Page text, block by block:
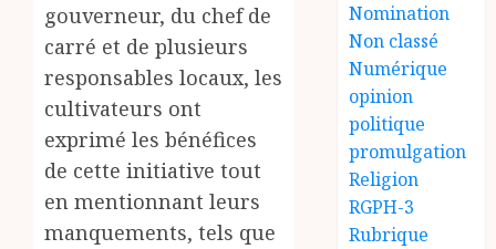
gouverneur, du chef de
carré et de plusieurs
responsables locaux, les
cultivateurs ont
exprimé les bénéfices
de cette initiative tout
en mentionnant leurs
manquements, tels que
Nomination
Non classé
Numérique
opinion
politique
promulgation
Religion
RGPH-3
Rubrique